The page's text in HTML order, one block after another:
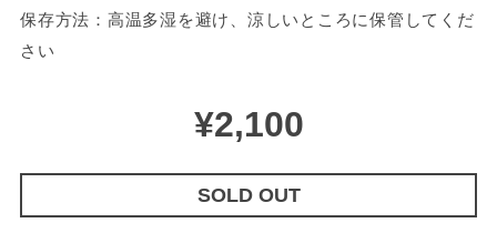
保存方法：高温多湿を避け、涼しいところに保管してくだ
さい
¥2,100
SOLD OUT